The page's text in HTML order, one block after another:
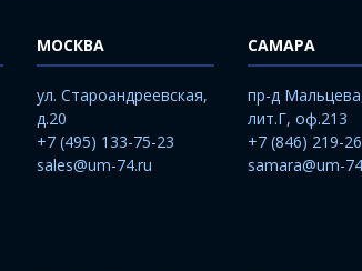
МОСКВА
ул. Староандреевская,
д.20
+7 (495) 133-75-23
sales@um-74.ru
САМАРА
пр-д
лит.Г, оф.213
+7 (846) 219-
samara@um-